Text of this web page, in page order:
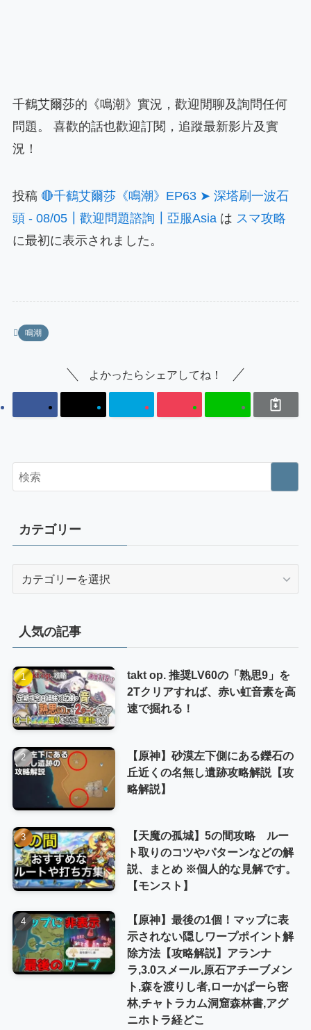
千鶴艾爾莎的《鳴潮》實況，歡迎閒聊及詢問任何
問題。 喜歡的話也歡迎訂閱，追蹤最新影片及實
況！
投稿 🔴千鶴艾爾莎《鳴潮》EP63 ➤ 深塔刷一波石
頭 - 08/05┃歡迎問題諮詢┃亞服Asiaは スマ攻略
に最初に表示されました。
鳴潮
よかったらシェアしてね！
カテゴリー
ー
人気の記事
takt op. 推奨LV60の「熟思9」を
2Tクリアすれば、赤い虹音素を高
速で掘れる！
【原神】砂漠左下側にある鑠石の
丘近くの名無し遺跡攻略解説【攻
略解説】
【天魔の孤城】5の間攻略 ルー
ト取りのコツやパターンなどの解
説、まとめ ※個人的な見解です。
【モンスト】
【原神】最後の1個！マップに表
示されない隠しワープポイント解
除方法【攻略解説】アランナ
ラ,3.0スメール,原石アチーブメン
ト,森を渡りし者,ローかぱーら密
林,チャトラカム洞窟森林書,アグ
ニホトラ経どこ